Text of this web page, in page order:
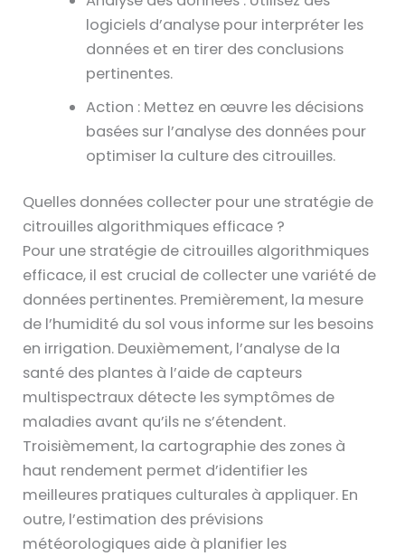
logiciels d’analyse pour interpréter les
données et en tirer des conclusions
pertinentes.
Action : Mettez en œuvre les décisions
basées sur l’analyse des données pour
optimiser la culture des citrouilles.
Quelles données collecter pour une stratégie de
citrouilles algorithmiques efficace ?
Pour une stratégie de citrouilles algorithmiques
efficace, il est crucial de collecter une variété de
données pertinentes. Premièrement, la mesure
de l’humidité du sol vous informe sur les besoins
en irrigation. Deuxièmement, l’analyse de la
santé des plantes à l’aide de capteurs
multispectraux détecte les symptômes de
maladies avant qu’ils ne s’étendent.
Troisièmement, la cartographie des zones à
haut rendement permet d’identifier les
meilleures pratiques culturales à appliquer. En
outre, l’estimation des prévisions
météorologiques aide à planifier les